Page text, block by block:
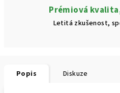
Prémiová
Letitá zkušenost,
Popis Diskuze